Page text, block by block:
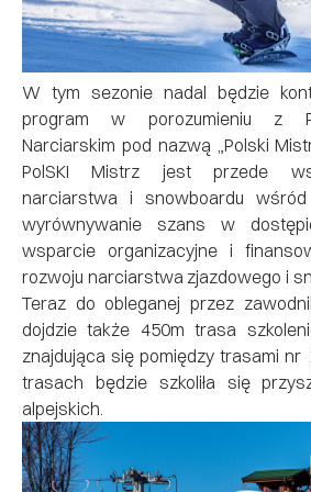
W tym sezonie nadal będzie
program w porozumieniu z
Narciarskim pod nazwą „Polski
PolSKI Mistrz jest przede
narciarstwa i snowboardu wśród
wyrównywanie szans w
wsparcie organizacyjne i
rozwoju narciarstwa zjazdowego i
Teraz do obleganej przez
dojdzie także 450m trasa
znajdująca się pomiędzy trasami nr
trasach będzie szkoliła się
alpejskich.